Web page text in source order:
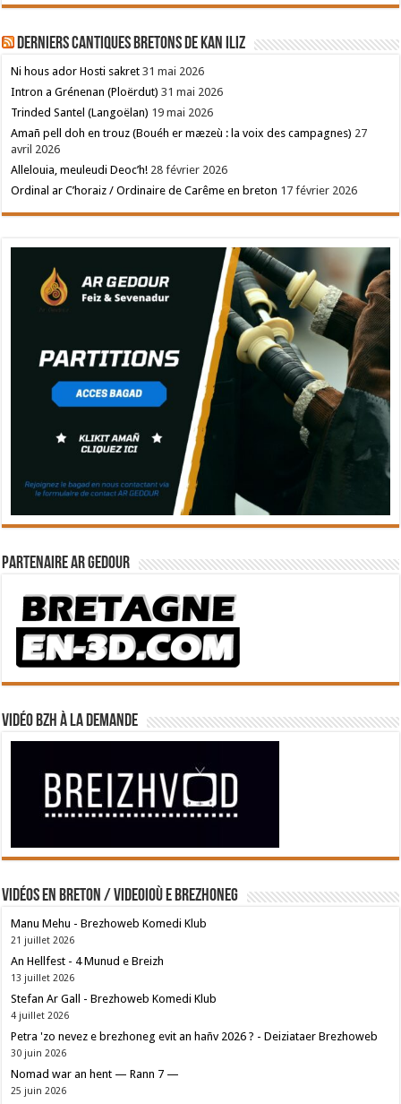
Derniers cantiques bretons de Kan Iliz
Ni hous ador Hosti sakret 31 mai 2026
Intron a Grénenan (Ploërdut) 31 mai 2026
Trinded Santel (Langoëlan) 19 mai 2026
Amañ pell doh en trouz (Bouéh er mæzeù : la voix des campagnes) 27
avril 2026
Allelouia, meuleudi Deoc’h! 28 février 2026
Ordinal ar C’horaiz / Ordinaire de Carême en breton 17 février 2026
Partenaire Ar Gedour
Vidéo BZH à la demande
Vidéos en breton / Videoioù e brezhoneg
Manu Mehu - Brezhoweb Komedi Klub
21 juillet 2026
An Hellfest - 4 Munud e Breizh
13 juillet 2026
Stefan Ar Gall - Brezhoweb Komedi Klub
4 juillet 2026
Petra 'zo nevez e brezhoneg evit an hañv 2026 ? - Deiziataer Brezhoweb
30 juin 2026
Nomad war an hent — Rann 7 —
25 juin 2026